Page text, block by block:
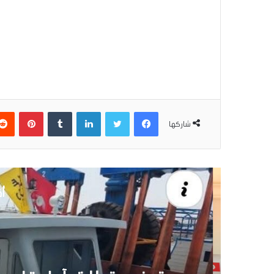
شاركها
فيسبوكتويتر لينكدإن
30 يونيو 2026